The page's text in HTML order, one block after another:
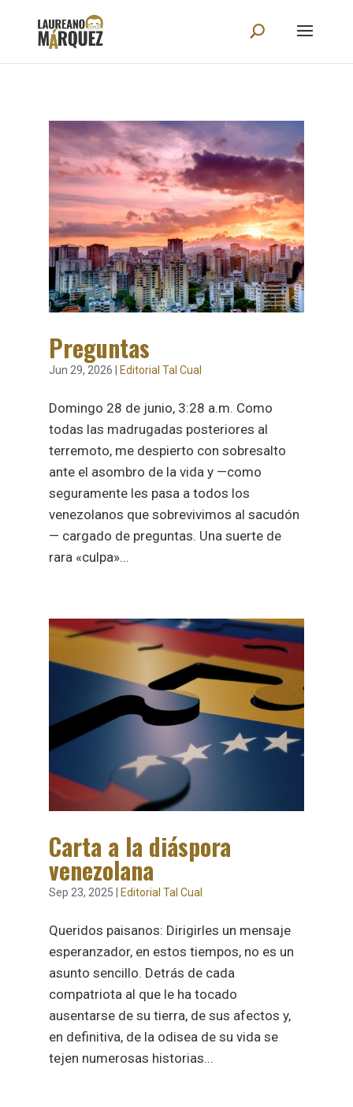
Preguntas
Jun 29, 2026 Editorial Tal Cual
Domingo 28 de junio, 3:28 a.m. Como
todas las madrugadas posteriores al
terremoto, me despierto con sobresalto
ante el asombro de la vida y —como
seguramente les pasa a todos los
venezolanos que sobrevivimos al sacudón
— cargado de preguntas. Una suerte de
rara «culpa»...
Carta a la diáspora
venezolana
Sep 23, 2025 | Editorial Tal Cual
Queridos paisanos: Dirigirles un mensaje
esperanzador, en estos tiempos, no es un
asunto sencillo. Detrás de cada
compatriota al que le ha tocado
ausentarse de su tierra, de sus afectos y,
en definitiva, de la odisea de su vida se
tejen numerosas historias...